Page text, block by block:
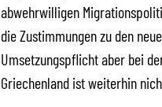
abwehrwilligen
die Zustimmungen zu den
Umsetzungspflicht aber bei
Griechenland ist weiterhin